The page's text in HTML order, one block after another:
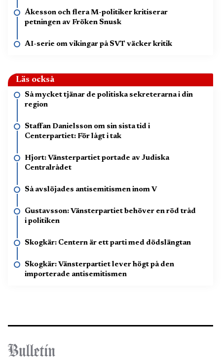
Åkesson och flera M-politiker kritiserar
petningen av Fröken Snusk
AI-serie om vikingar på SVT väcker kritik
Läs också
Så mycket tjänar de politiska sekreterarna i din
region
Staffan Danielsson om sin sista tid i
Centerpartiet: För lågt i tak
Hjort: Vänsterpartiet portade av Judiska
Centralrådet
Så avslöjades antisemitismen inom V
Gustavsson: Vänsterpartiet behöver en röd tråd
i politiken
Skogkär: Centern är ett parti med dödslängtan
Skogkär: Vänsterpartiet lever högt på den
importerade antisemitismen